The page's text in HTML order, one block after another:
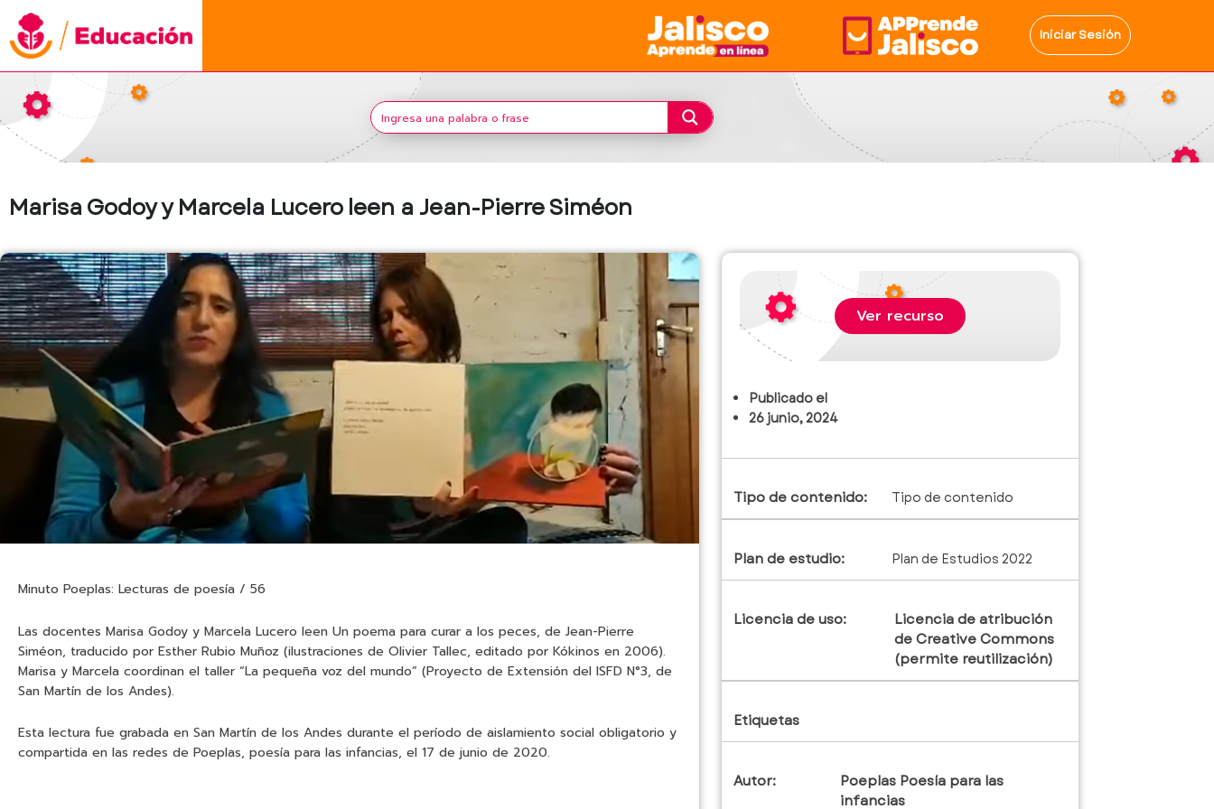
Iniciar Sesión
Marisa Godoy y Marcela Lucero leen a Jean-Pierre Siméon
Minuto Poeplas: Lecturas de poesía / 56
Las docentes Marisa Godoy y Marcela Lucero leen Un poema para curar a los peces, de Jean-Pierre
Siméon, traducido por Esther Rubio Muñoz (ilustraciones de Olivier Tallec, editado por Kókinos en 2006).
Marisa y Marcela coordinan el taller “La pequeña voz del mundo” (Proyecto de Extensión del ISFD N°3, de
San Martín de los Andes).
Esta lectura fue grabada en San Martín de los Andes durante el período de aislamiento social obligatorio y
compartida en las redes de Poeplas, poesía para las infancias, el 17 de junio de 2020.
Ver recurso
Publicado el
26 junio, 2024
Tipo de contenido: Tipo de contenido
Plan de estudio: Plan de Estudios 2022
Licencia de uso:
Licencia de atribución
de Creative Commons
(permite reutilización)
Etiquetas
Autor:
Poeplas Poesía para las
infancias